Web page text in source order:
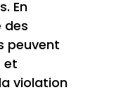
En
des
peuvent
et
violation